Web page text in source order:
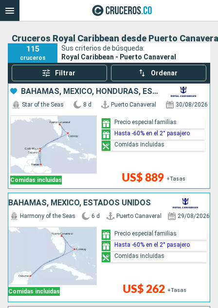
Cruceros Royal Caribbean desde Puerto
115
cruceros
Sus criterios de búsqueda:
Royal Caribbean - Puerto Canaveral
Filtrar Ordenar
BAHAMAS, MÉXICO, HONDURAS, ESTADOS UNIDOS
Comidas incluidas
Star of the Seas 8 d Puerto Canaveral 30/08/2026
US$ 889 +Tasas
Precio especial familias
Hasta -60% en el 2° pasajero
Comidas incluidas
BAHAMAS, MÉXICO, ESTADOS UNIDOS
Comidas incluidas
Harmony of the Seas 6 d Puerto Canaveral 29/08/2026
US$ 262 +Tasas
Precio especial familias
Hasta -60% en el 2° pasajero
Comidas incluidas